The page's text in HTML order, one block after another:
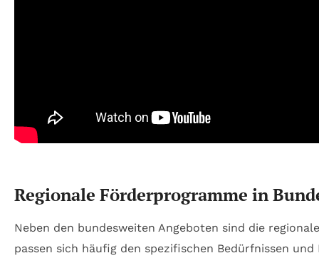
Regionale Förderprogramme in
Neben den bundesweiten Angeboten sind die
passen sich häufig den spezifischen Bedürfnissen